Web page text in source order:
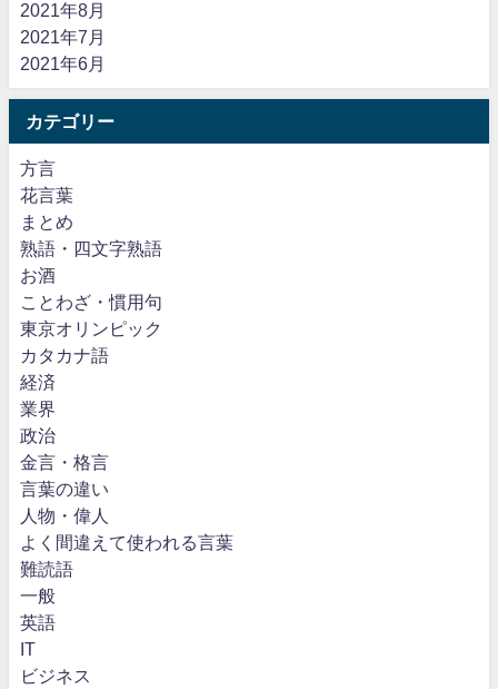
2021年8月
2021年7月
2021年6月
カテゴリー
方言
花言葉
まとめ
熟語・四文字熟語
お酒
ことわざ・慣用句
東京オリンピック
カタカナ語
経済
業界
政治
金言・格言
言葉の違い
人物・偉人
よく間違えて使われる言葉
難読語
一般
英語
IT
ビジネス